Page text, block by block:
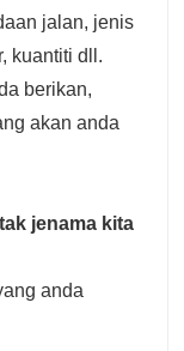
jalan, jenis
kuantiti dll.
berikan,
akan anda
jenama kita
anda